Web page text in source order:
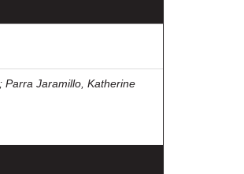
; Parra Jaramillo, Katherine